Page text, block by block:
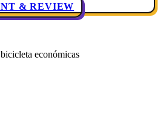
& REVIEW
económicas